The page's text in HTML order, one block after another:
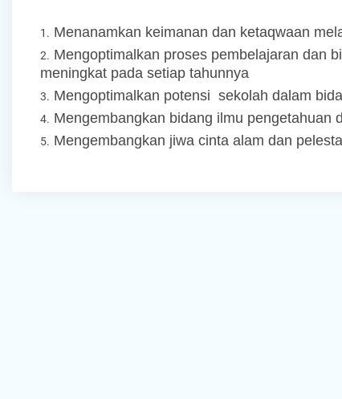
Menanamkan keimanan dan ketaqwaan
Mengoptimalkan proses pembelajaran dan
meningkat pada setiap tahunnya
Mengoptimalkan potensi sekolah dalam
Mengembangkan bidang ilmu pengetahuan
Mengembangkan jiwa cinta alam dan